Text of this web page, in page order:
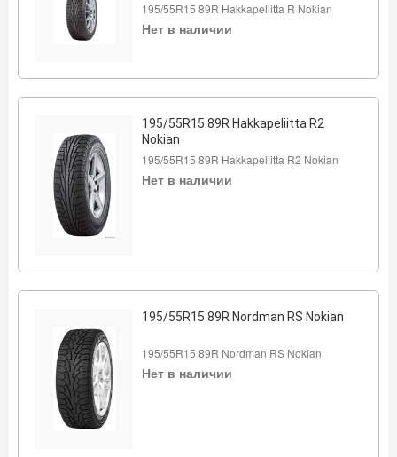
195/55R15 89R Hakkapeliitta R Nokian
Нет в наличии
195/55R15 89R Hakkapeliitta R2
Nokian
195/55R15 89R Hakkapeliitta R2 Nokian
Нет в наличии
195/55R15 89R Nordman RS Nokian
195/55R15 89R Nordman RS Nokian
Нет в наличии